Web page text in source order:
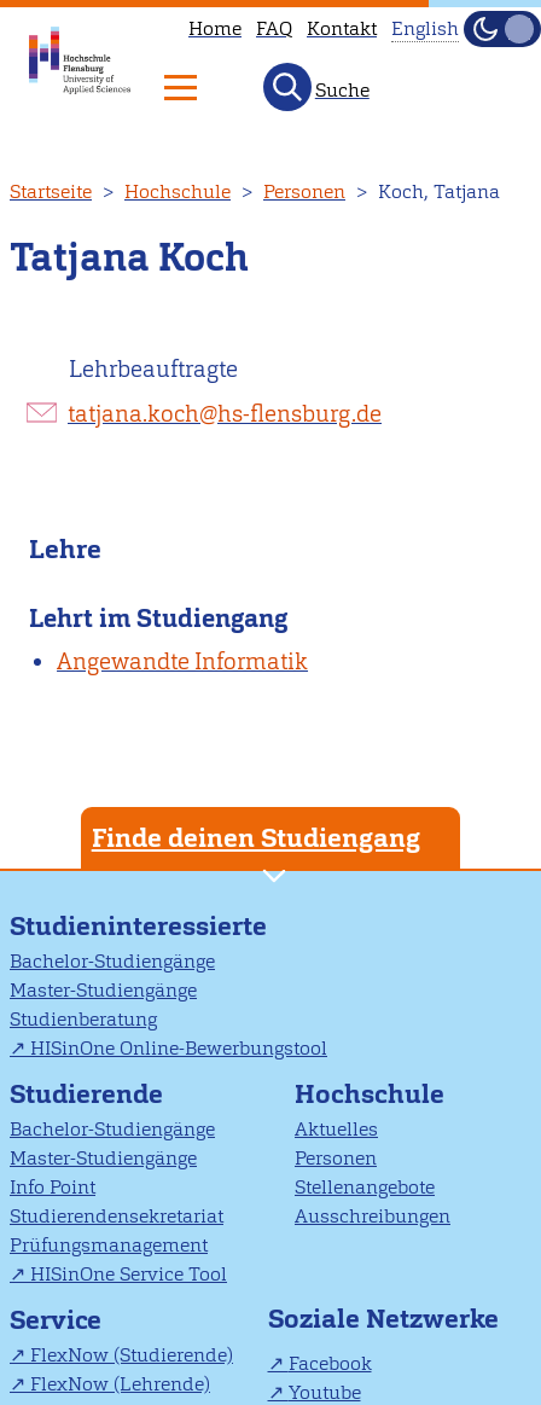
zum
Inhalt
Home FAQ Kontakt
not
English
Hell
Suche
Startseite Hochschule Personen Koch, Tatjana
Tatjana Koch
Lehrbeauftragte
tatjana.koch@hs-flensburg.de
Lehre
Lehrt im Studiengang
Angewandte Informatik
Finde deinen Studiengang
Studieninteressierte
Bachelor-Studiengänge
Master-Studiengänge
Studienberatung
HISinOne Online-Bewerbungstool
Studierende
Bachelor-Studiengänge
Master-Studiengänge
Info Point
Studierendensekretariat
Prüfungsmanagement
HISinOne Service Tool
Hochschule
Aktuelles
Personen
Stellenangebote
Ausschreibungen
Service
FlexNow (Studierende)
FlexNow (Lehrende)
Soziale Netzwerke
Facebook
Youtube